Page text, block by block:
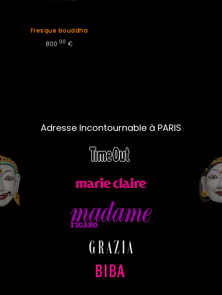
Fresque bouddha
800.00 €
Adresse Incontournable à PARIS